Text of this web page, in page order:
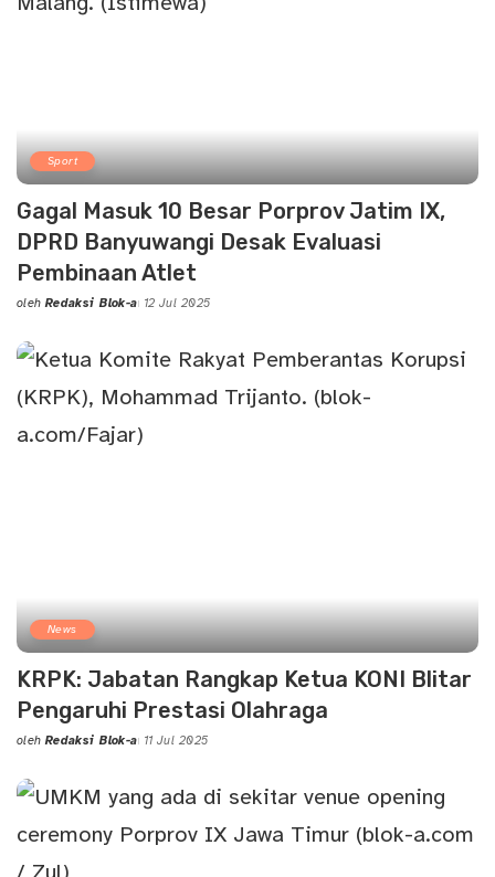
Sport
Gagal Masuk 10 Besar Porprov Jatim IX,
DPRD Banyuwangi Desak Evaluasi
Pembinaan Atlet
Posted
oleh Redaksi Blok-a 12 Jul 2025
News
KRPK: Jabatan Rangkap Ketua KONI Blitar
Pengaruhi Prestasi Olahraga
Posted
oleh Redaksi Blok-a 11 Jul 2025